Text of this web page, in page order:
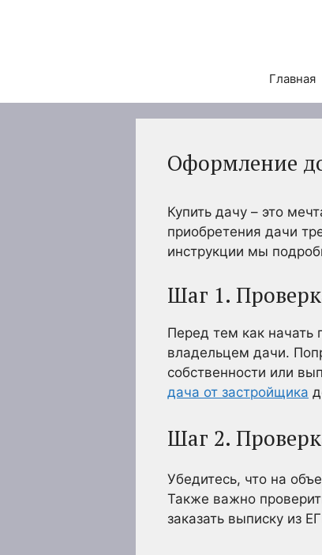
Главная
Оформление
Купить дачу – это
приобретения дачи
инструкции мы
Шаг 1.
Перед тем как начать
владельцем дачи.
собственности или
дача от застройщика
Шаг 2.
Убедитесь, что на
Также важно
заказать выписку из